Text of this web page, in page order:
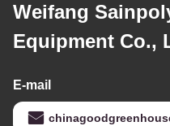
Weifang
Equipment Co.,
E-mail